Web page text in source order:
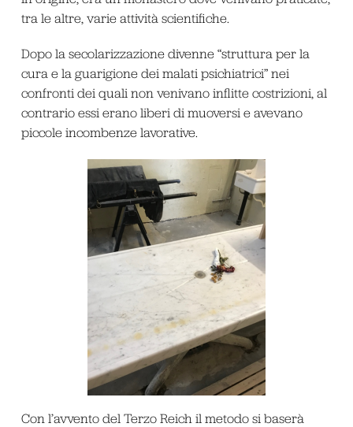
tra le altre, varie attività scientifiche.
Dopo la secolarizzazione divenne “struttura per la
cura e la guarigione dei malati psichiatrici” nei
confronti dei quali non venivano inflitte costrizioni, al
contrario essi erano liberi di muoversi e avevano
piccole incombenze lavorative.
Con l’avvento del Terzo Reich il metodo si baserà